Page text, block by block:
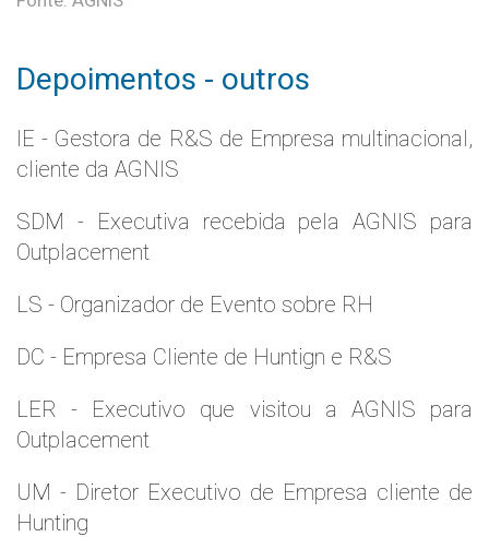
Depoimentos - outros
IE - Gestora de R&S de Empresa multinacional,
cliente da AGNIS
SDM - Executiva recebida pela AGNIS para
Outplacement
LS - Organizador de Evento sobre RH
DC - Empresa Cliente de Huntign e R&S
LER - Executivo que visitou a AGNIS para
Outplacement
UM - Diretor Executivo de Empresa cliente de
Hunting